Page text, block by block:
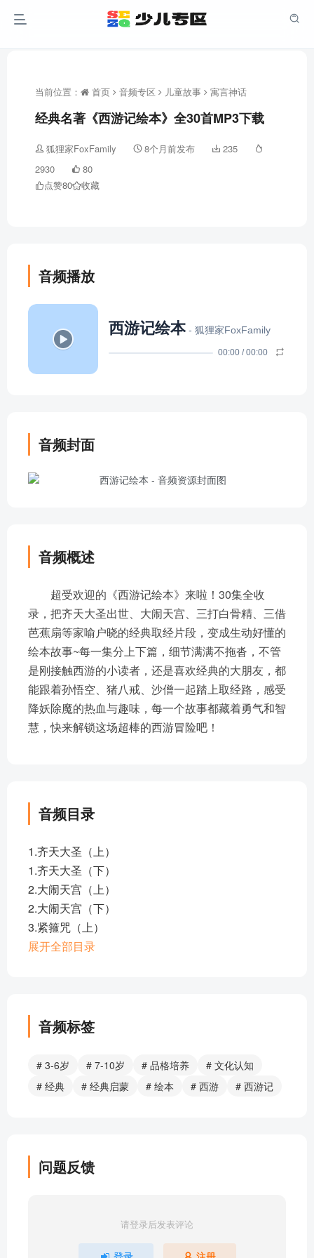
当前位置： 首页 音频专区 儿童故事 寓言神话
经典名著《西游记绘本》全30首MP3下载
狐狸家FoxFamily 8个月前发布
235
2930
80
点赞80 收藏
音频播放
西游记绘本 - 狐狸家FoxFamily
00:00 /00:00
音频封面
音频概述
超受欢迎的《西游记绘本》来啦！30集全收
录，把齐天大圣出世、大闹天宫、三打白骨精、三借
芭蕉扇等家喻户晓的经典取经片段，变成生动好懂的
绘本故事~每一集分上下篇，细节满满不拖沓，不管
是刚接触西游的小读者，还是喜欢经典的大朋友，都
能跟着孙悟空、猪八戒、沙僧一起踏上取经路，感受
降妖除魔的热血与趣味，每一个故事都藏着勇气和智
慧，快来解锁这场超棒的西游冒险吧！
音频目录
1.齐天大圣（上）
1.齐天大圣（下）
2.大闹天宫（上）
2.大闹天宫（下）
3.紧箍咒（上）
3.紧箍咒（下）
5.流沙河收徒（下）
6.偷吃人参果（上）
6.偷吃人参果（下）
7.三打白骨精（上）
9.大破莲花洞（上）
9.大破莲花洞（下）
11.车迟国斗法（上）
11.车迟国斗法（下）
展开全部目录
音频标签
# 3-6岁 # 7-10岁 # 品格培养
# 文化认知
# 经典
# 经典启蒙 # 绘本 # 西游 # 西游记
问题反馈
请登录后发表评论